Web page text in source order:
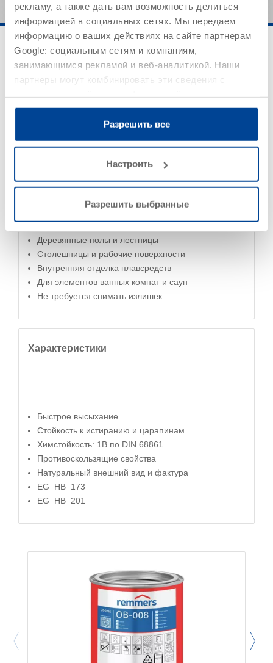
рекламу, а также дать вам возможность делиться
информацией в социальных сетях. Мы передаем
информацию о ваших действиях на сайте партнерам
Google: социальным сетям и компаниям,
занимающимся рекламой и веб-аналитикой. Наши
партнеры могут комбинировать эти сведения с
данными, которые они получили при использовании
Разрешить все
Настроить
Разрешить выбранные
Область применения
Деревянные полы и лестницы
Столешницы и рабочие поверхности
Внутренняя отделка плавсредств
Для элементов ванных комнат и саун
Не требуется снимать излишек
Характеристики
Быстрое высыхание
Стойкость к истиранию и царапинам
Химстойкость: 1B по DIN 68861
Противоскользящие свойства
Натуральный внешний вид и фактура
EG_HB_173
EG_HB_201